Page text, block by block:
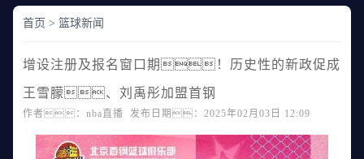
首页 > 篮球新闻
增设注册及报名窗口期！历史性的新政促成
王雪朦、刘禹彤加盟首钢
作者：nba直播 发布日期：2025年02月03日 12:09